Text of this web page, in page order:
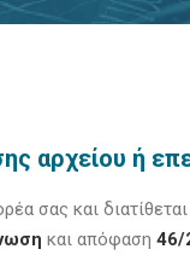
αρχείου ή
σας και
και απόφαση 46/